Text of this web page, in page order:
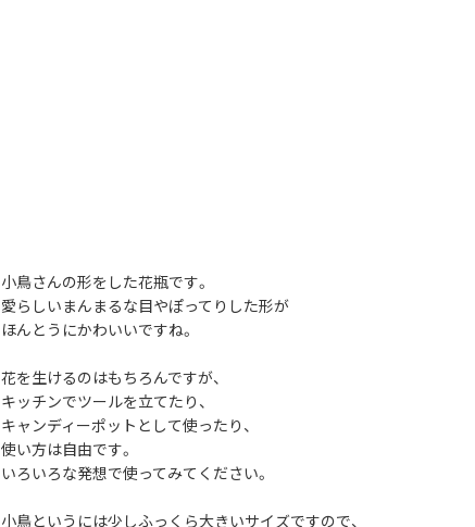
小鳥さんの形をした花瓶です。
愛らしいまんまるな目やぽってりした形が
ほんとうにかわいいですね。
花を生けるのはもちろんですが、
キッチンでツールを立てたり、
キャンディーポットとして使ったり、
使い方は自由です。
いろいろな発想で使ってみてください。
小鳥というには少しふっくら大きいサイズですので、